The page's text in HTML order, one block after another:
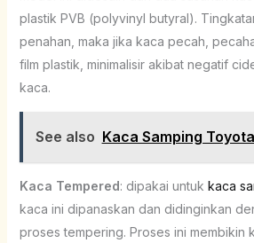
plastik PVB (polyvinyl butyral).
penahan, maka jika kaca pecah,
film plastik, minimalisir akibat negatif
kaca.
See also Kaca Samping
Kaca Tempered: dipakai untuk kaca
kaca ini dipanaskan dan didinginkan
proses tempering. Proses ini membikin